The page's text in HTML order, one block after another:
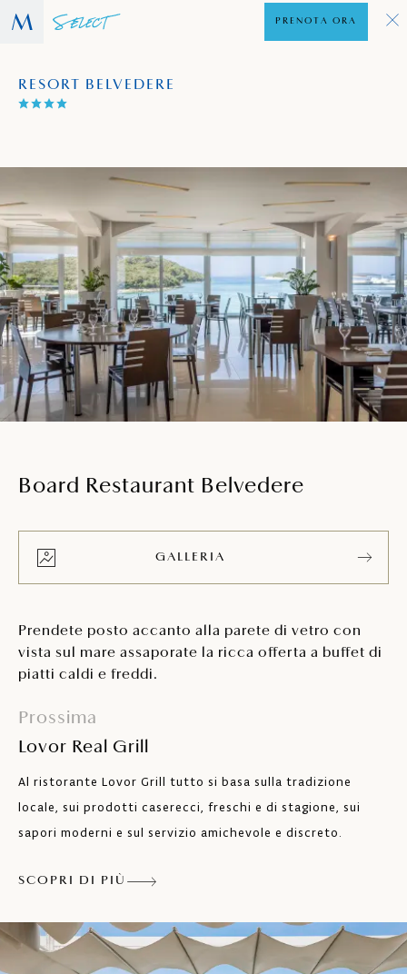
RESORT BELVEDERE
PRENOTA ORA
Board Restaurant Belvedere
GALLERIA
Prendete posto accanto alla parete di vetro con
vista sul mare assaporate la ricca offerta a buffet di
piatti caldi e freddi.
Prossima
Lovor Real Grill
Al ristorante Lovor Grill tutto si basa sulla tradizione
locale, sui prodotti caserecci, freschi e di stagione, sui
sapori moderni e sul servizio amichevole e discreto.
SCOPRI DI PIÙ